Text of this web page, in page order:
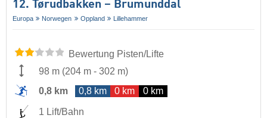
12. Tørudbakken – Brumunddal
Europa Norwegen Oppland Lillehammer
Bewertung Pisten/Lifte
98 m (204 m - 302 m)
0,8 km
0,8 km 0 km 0 km
1 Lift/Bahn